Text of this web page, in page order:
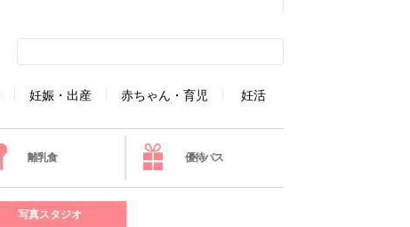
妊娠・出産 赤ちゃん・育児 妊活
離乳食 優待パス
写真スタジオ